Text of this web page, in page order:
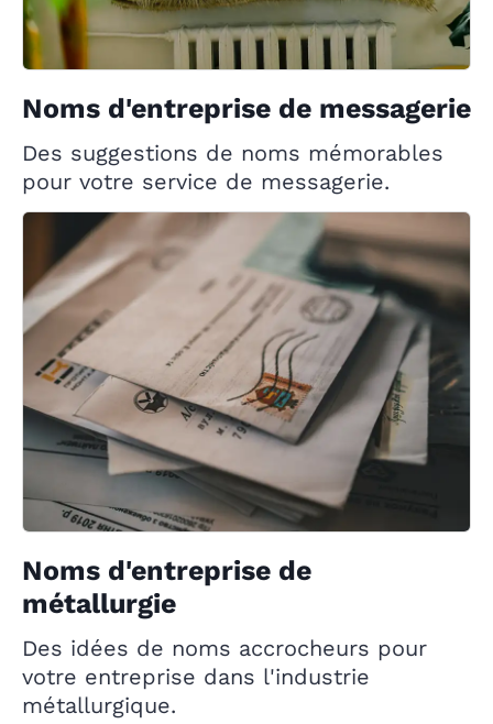
Noms d'entreprise de messagerie
Des suggestions de noms mémorables
pour votre service de messagerie.
Noms d'entreprise de
métallurgie
Des idées de noms accrocheurs pour
votre entreprise dans l'industrie
métallurgique.